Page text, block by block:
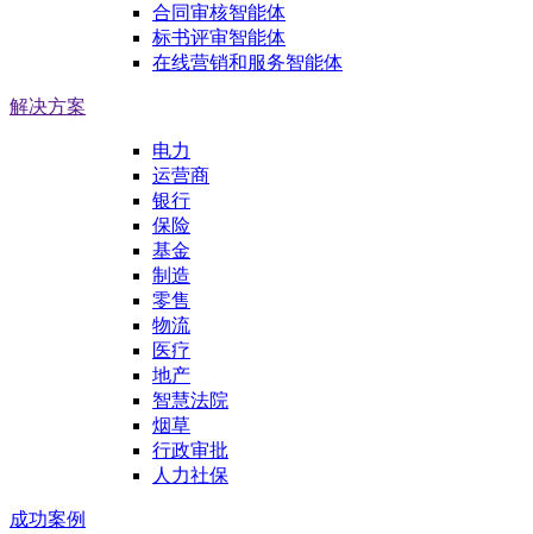
合同审核智能体
标书评审智能体
在线营销和服务智能体
解决方案
电力
运营商
银行
保险
基金
制造
零售
物流
医疗
地产
智慧法院
烟草
行政审批
人力社保
成功案例